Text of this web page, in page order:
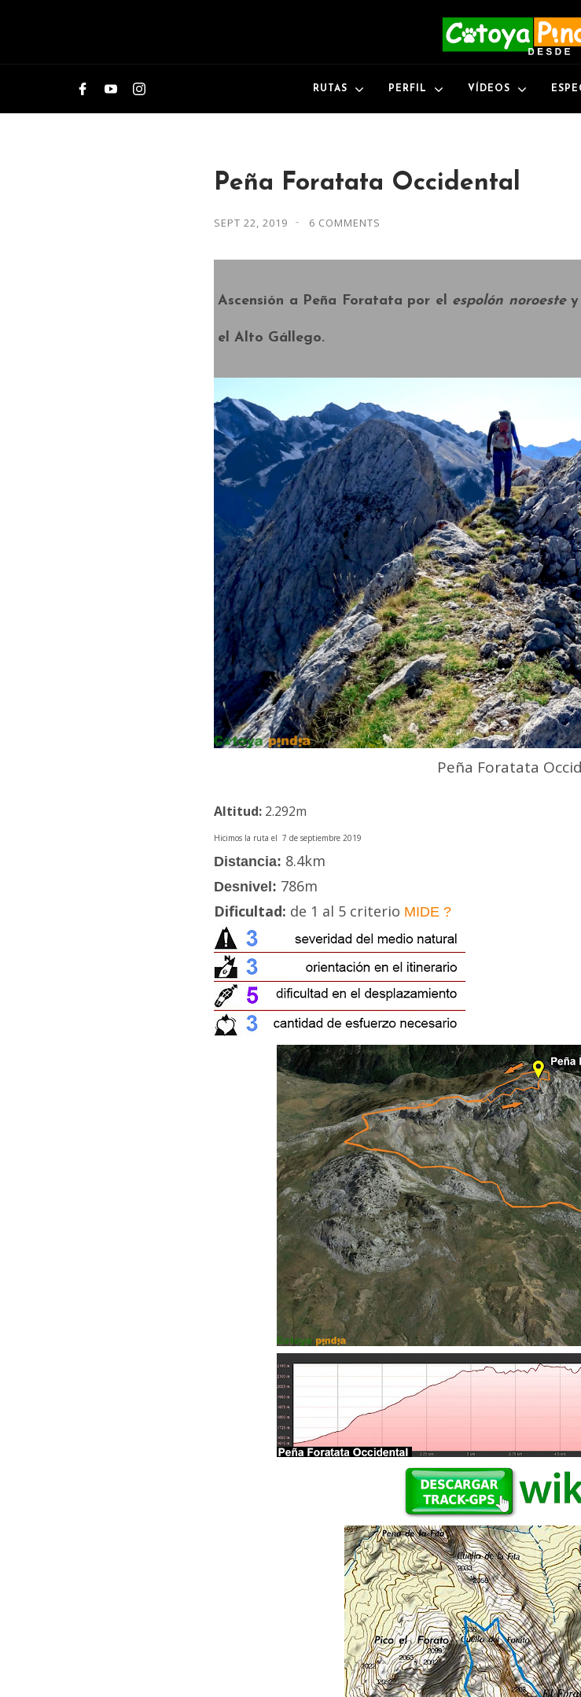
RUTAS PERFIL VÍDEOS
Peña Foratata Occidental
SEPT 22, 2019 6 COMMENTS
Ascensión a Peña Foratata por el espolón noroestey
el Alto Gállego.
Peña Foratata
Altitud: 2.292m
Hicimos la ruta el 7 de septiembre 2019
Distancia: 8.4km
Desnivel: 786m
Dificultad: de 1 al 5 criterio MIDE ?